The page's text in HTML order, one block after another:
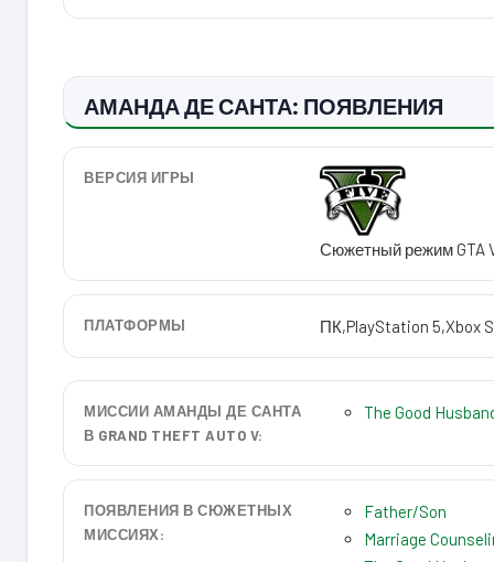
АМАНДА ДЕ САНТА: ПОЯВЛЕНИЯ
ВЕРСИЯ ИГРЫ
Сюжетный режим GTA
ПЛАТФОРМЫ ПК,PlayStation 5,Xbox
МИССИИ АМАНДЫ ДЕ САНТА
В GRAND THEFT AUTO V:
The Good
ПОЯВЛЕНИЯ В СЮЖЕТНЫХ
МИССИЯХ:
Father/Son
Marriage